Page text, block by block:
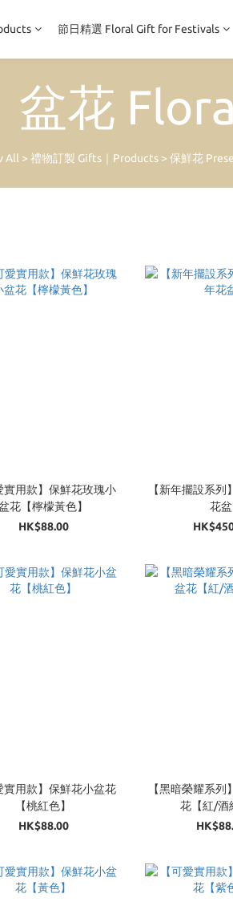
節日精選 Floral Gift for Festivals
盆花
All >禮物訂製 Gifts｜Products >保鮮花
實用款】保鮮花玫瑰小
花【檸檬黃色】
HK$88.00
【新年擺設系列
花盆
實用款】保鮮花小盆花
【桃紅色】
HK$88.00
【黑暗榮耀系列
花【紅/酒